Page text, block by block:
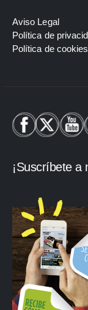
Aviso Legal
Política de
Política de cookies
¡Suscríbete a